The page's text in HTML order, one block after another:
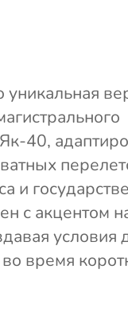
уникальная
40,
и
с акцентом
условия
время